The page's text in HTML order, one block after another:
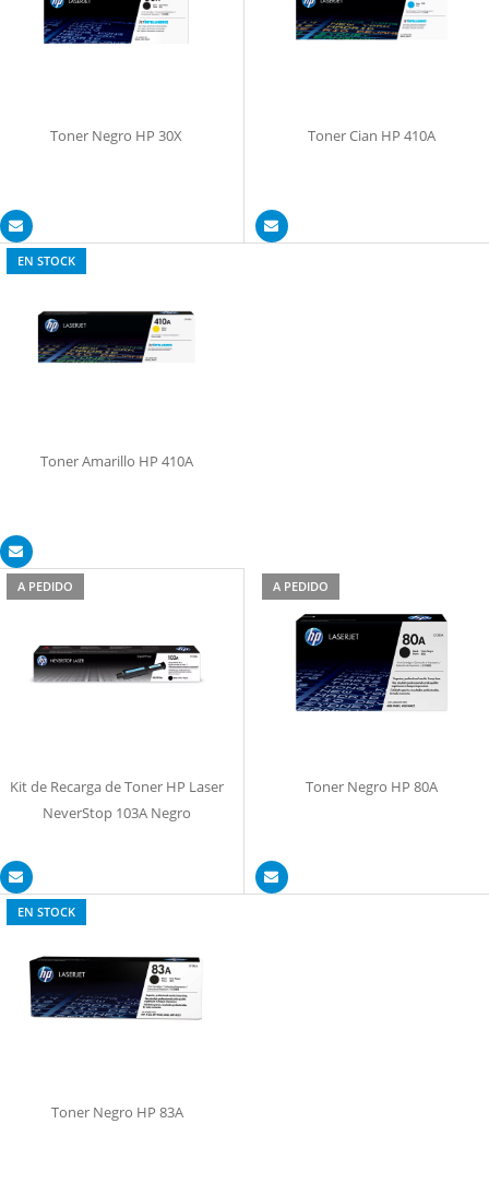
Toner Negro HP 30X Toner Cian HP 410A
EN STOCK
Toner Amarillo HP 410A
A PEDIDO
Kit de Recarga de Toner HP Laser
NeverStop 103A Negro
A PEDIDO
Toner Negro HP 80A
EN STOCK
Toner Negro HP 83A